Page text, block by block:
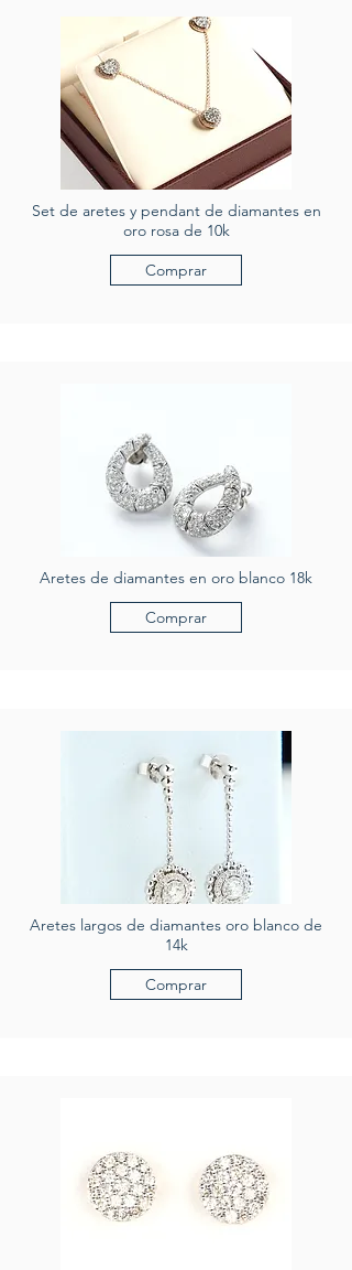
Set de aretes y pendant de diamantes en
oro rosa de 10k
Comprar
Aretes de diamantes en oro blanco 18k
Comprar
Aretes largos de diamantes oro blanco de
14k
Comprar